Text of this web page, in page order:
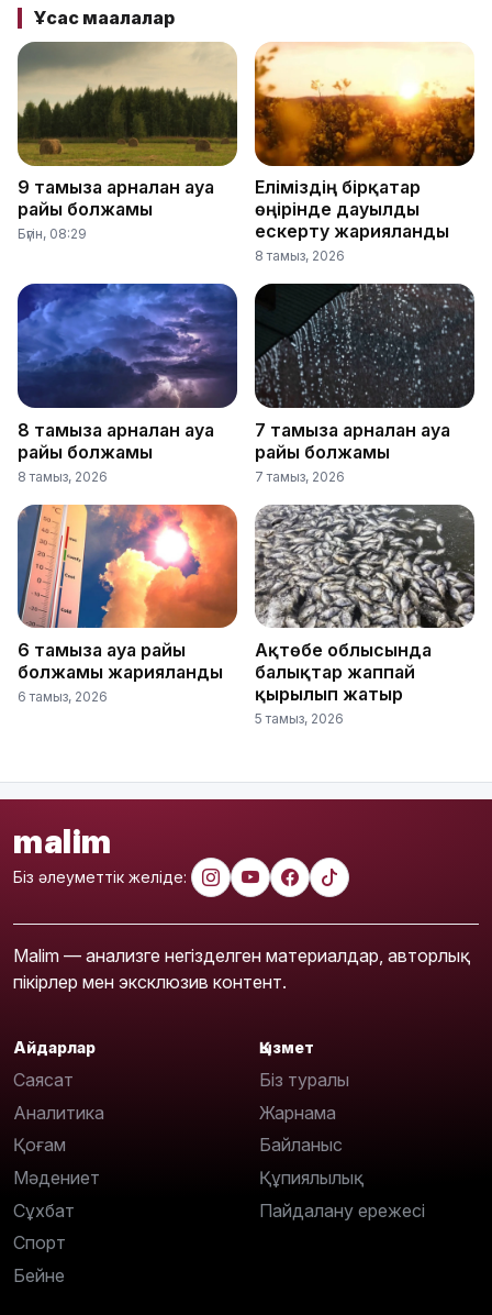
Ұқсас мақалалар
9 тамызға арналған ауа
райы болжамы
Бүгін, 08:29
Еліміздің бірқатар
өңірінде дауылды
ескерту жарияланды
8 тамыз, 2026
8 тамызға арналған ауа
райы болжамы
8 тамыз, 2026
7 тамызға арналған ауа
райы болжамы
7 тамыз, 2026
6 тамызға ауа райы
болжамы жарияланды
6 тамыз, 2026
Ақтөбе облысында
балықтар жаппай
қырылып жатыр
5 тамыз, 2026
malim
Біз әлеуметтік желіде:
Malim — анализге негізделген материалдар, авторлық
пікірлер мен эксклюзив контент.
Айдарлар
Саясат
Аналитика
Қоғам
Мәдениет
Сұхбат
Спорт
Бейне
Қызмет
Біз туралы
Жарнама
Байланыс
Құпиялылық
Пайдалану ережесі